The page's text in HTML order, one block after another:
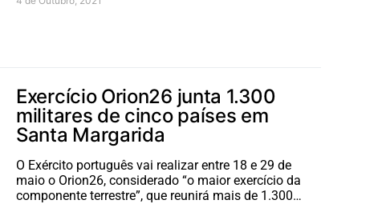
Exercício Orion26 junta 1.300
militares de cinco países em
Santa Margarida
O Exército português vai realizar entre 18 e 29 de
maio o Orion26, considerado “o maior exercício da
componente terrestre”, que reunirá mais de 1.300…